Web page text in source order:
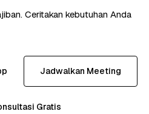
Ceritakan kebutuhan Anda
Jadwalkan Meeting
Gratis